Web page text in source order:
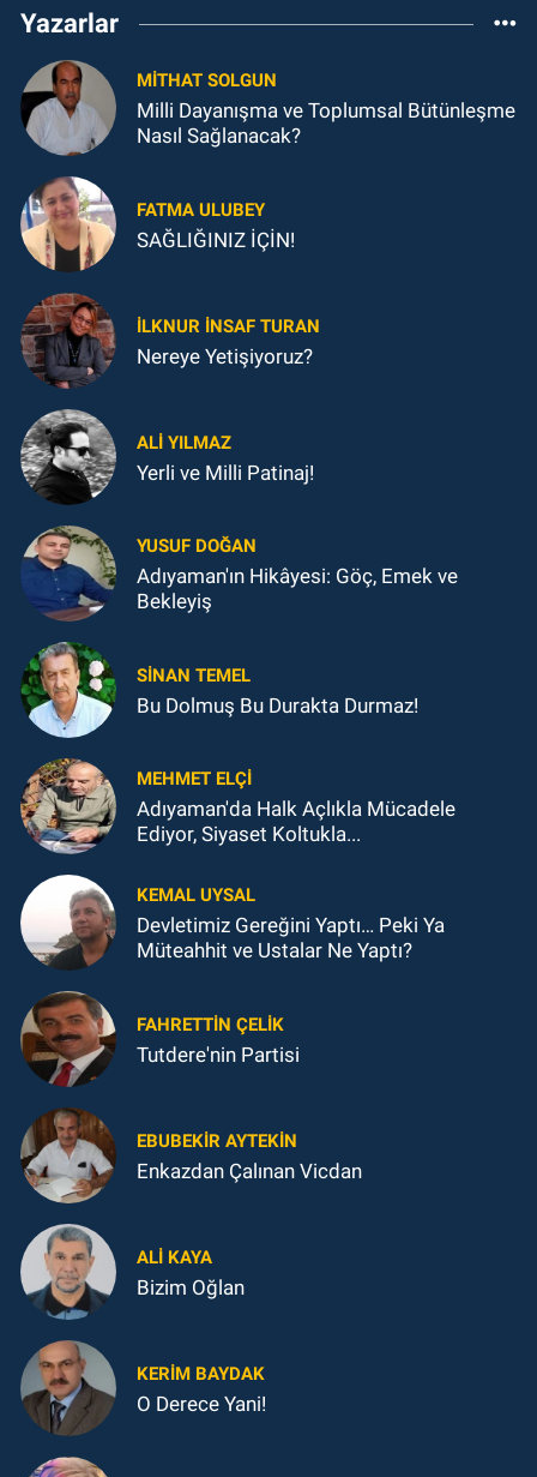
Yazarlar
MITHAT SOLGUN
Milli Dayanışma ve Toplumsal Bütünleşme
Nasıl Sağlanacak?
FATMA ULUBEY
SAĞLIĞINIZ İÇİN!
İLKNUR İNSAF TURAN
Nereye Yetişiyoruz?
ALI YILMAZ
Yerli ve Milli Patinaj!
YUSUF DOĞAN
Adıyaman'ın Hikâyesi: Göç, Emek ve
Bekleyiş
SINAN TEMEL
Bu Dolmuş Bu Durakta Durmaz!
MEHMET ELÇI
Adıyaman'da Halk Açlıkla Mücadele
Ediyor, Siyaset Koltukla...
KEMAL UYSAL
Devletimiz Gereğini Yaptı… Peki Ya
Müteahhit ve Ustalar Ne Yaptı?
FAHRETTIN ÇELİK
Tutdere'nin Partisi
EBUBEKIR AYTEKIN
Enkazdan Çalınan Vicdan
ALI KAYA
Bizim Oğlan
KERIM BAYDAK
O Derece Yani!